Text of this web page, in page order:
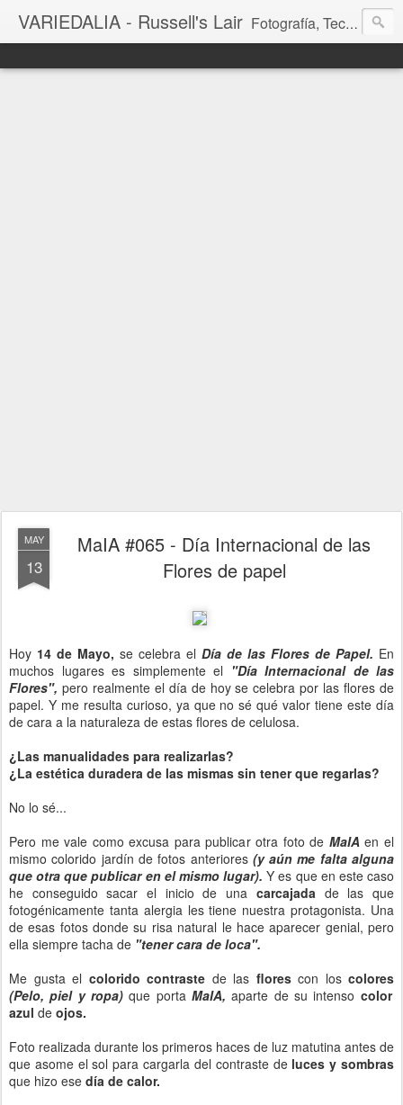
VARIEDALIA - Russell's Lair Fotografía, Tecnología, Cine y Videojuegos en un Blog Multitemática. El rinconcito del creador de FotoMuseo 3D y Left 4 SGC.
MAY
13
MaIA #065 - Día Internacional de las
Flores de papel
Hoy 14 de Mayo, se celebra el Día de las Flores de Papel. En
muchos lugares es simplemente el "Día Internacional de las
Flores", pero realmente el día de hoy se celebra por las flores de
papel. Y me resulta curioso, ya que no sé qué valor tiene este día
de cara a la naturaleza de estas flores de celulosa.
¿Las manualidades para realizarlas?
¿La estética duradera de las mismas sin tener que regarlas?
No lo sé...
Pero me vale como excusa para publicar otra foto de MaIAen el
mismo colorido jardín de fotos anteriores (y aún me falta alguna
que otra que publicar en el mismo lugar). Y es que en este caso
he conseguido sacar el inicio de una carcajada de las que
fotogénicamente tanta alergia les tiene nuestra protagonista. Una
de esas fotos donde su risa natural le hace aparecer genial, pero
ella siempre tacha de "tener cara de loca".
Me gusta el colorido contraste de las flores con los colores
(Pelo, piel y ropa) que porta MaIA,aparte de su intenso color
azul de ojos.
Foto realizada durante los primeros haces de luz matutina antes de
que asome el sol para cargarla del contraste de luces y sombras
que hizo ese día de calor.